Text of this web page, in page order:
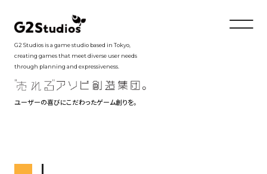
G2 Studios is a game studio based in Tokyo,
creating games that meet diverse user needs
through planning and expressiveness.
ユーザーの喜びにこだわったゲーム創りを。